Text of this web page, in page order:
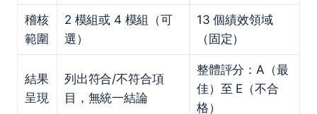
稽核
範圍
2 模組或 4 模組（可
選）
13 個績效領域
（固定）
結果
呈現
列出符合/不符合項
目，無統一結論
整體評分：A（最
佳）至 E（不合
格）